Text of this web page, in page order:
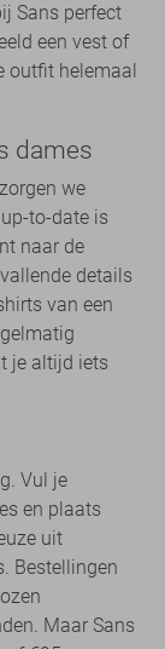
Sans perfect
een vest of
outfit helemaal
dames
we
to-date is
naar de
details
van een
je altijd iets
Vul je
en plaats
uit
Bestellingen
Maar Sans